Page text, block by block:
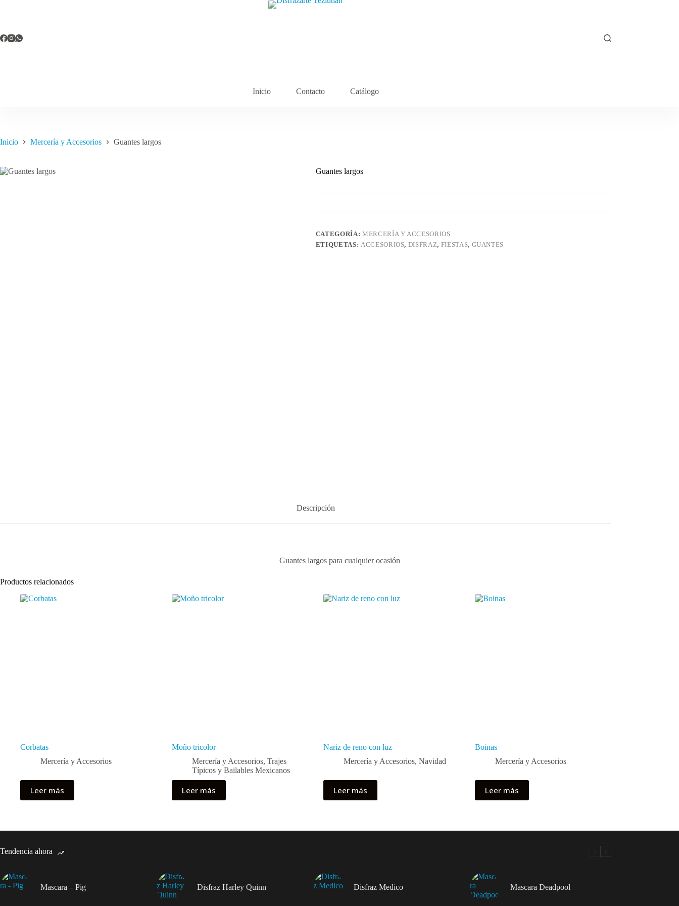
Inicio Contacto Catálogo
Inicio Mercería y Accesorios Guantes largos
Guantes largos
CATEGORÍA: MERCERÍA Y ACCESORIOS
ETIQUETAS: ACCESORIOS, DISFRAZ, FIESTAS, GUANTES
Descripción
Guantes largos para cualquier ocasión
Productos relacionados
Corbatas
Mercería y Accesorios
Leer más
Moño tricolor
Mercería y Accesorios, Trajes
Típicos y Bailables Mexicanos
Leer más
Nariz de reno con luz
Mercería y Accesorios, Navidad
Leer más
Boinas
Mercería y Accesorios
Leer más
Tendencia ahora
Mascara – Pig Disfraz Harley Quinn Disfraz Medico Mascara Deadpool